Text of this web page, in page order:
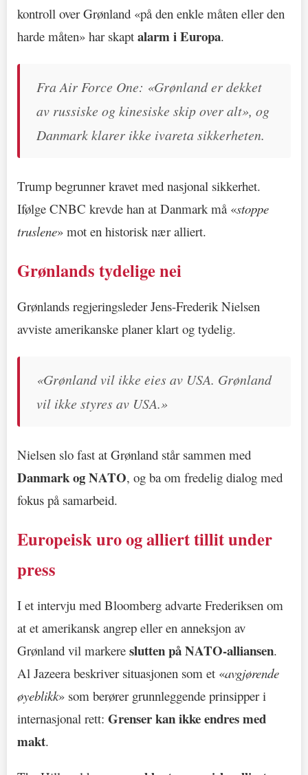
kontroll over Grønland «på den enkle måten eller den
harde måten» har skapt alarm i Europa.
Fra Air Force One: «Grønland er dekket
av russiske og kinesiske skip over alt», og
Danmark klarer ikke ivareta sikkerheten.
Trump begrunner kravet med nasjonal sikkerhet.
Ifølge CNBC krevde han at Danmark må «stoppe
truslene» mot en historisk nær alliert.
Grønlands tydelige nei
Grønlands regjeringsleder Jens-Frederik Nielsen
avviste amerikanske planer klart og tydelig.
«Grønland vil ikke eies av USA. Grønland
vil ikke styres av USA.»
Nielsen slo fast at Grønland står sammen med
Danmark og NATO, og ba om fredelig dialog med
fokus på samarbeid.
Europeisk uro og alliert tillit under
press
I et intervju med Bloomberg advarte Frederiksen om
at et amerikansk angrep eller en anneksjon av
Grønland vil markere slutten på NATO-alliansen.
Al Jazeera beskriver situasjonen som et «avgjørende
øyeblikk» som berører grunnleggende prinsipper i
internasjonal rett: Grenser kan ikke endres med
makt.